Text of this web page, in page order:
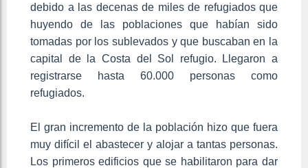
debido a las decenas de miles de refugiados que
huyendo de las poblaciones que habían sido
tomadas por los sublevados y que buscaban en la
capital de la Costa del Sol refugio. Llegaron a
registrarse hasta 60.000 personas como
refugiados.
El gran incremento de la población hizo que fuera
muy difícil el abastecer y alojar a tantas personas.
Los primeros edificios que se habilitaron para dar